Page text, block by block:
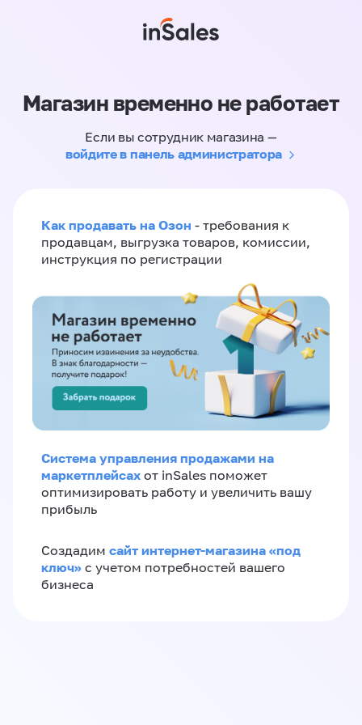
Магазин временно не работает
Если вы сотрудник магазина —
войдите в панель администратора
Как продавать на Озон - требования к
продавцам, выгрузка товаров, комиссии,
инструкция по регистрации
Система управления продажами на
маркетплейсах от inSales поможет
оптимизировать работу и увеличить вашу
прибыль
Создадим сайт интернет-магазина «под
ключ» с учетом потребностей вашего
бизнеса